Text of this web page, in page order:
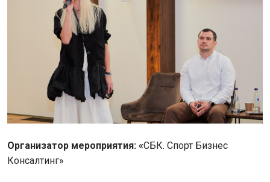
Организатор мероприятия: «СБК. Спорт Бизнес
Консалтинг»